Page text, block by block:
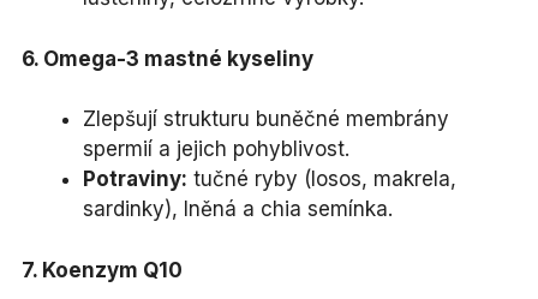
6. Omega-3 mastné kyseliny
Zlepšují strukturu buněčné membrány
spermií a jejich pohyblivost.
Potraviny: tučné ryby (losos, makrela,
sardinky), lněná a chia semínka.
7. Koenzym Q10